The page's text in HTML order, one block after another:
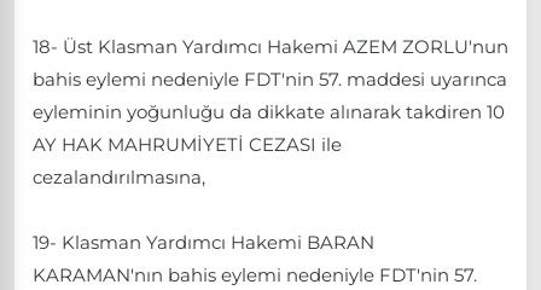
18- Üst Klasman Yardımcı Hakemi AZEM ZORLU'nun
bahis eylemi nedeniyle FDT'nin 57. maddesi uyarınca
eyleminin yoğunluğu da dikkate alınarak takdiren 10
AY HAK MAHRUMİYETİ CEZASI ile
cezalandırılmasına,
19- Klasman Yardımcı Hakemi BARAN
KARAMAN'nın bahis eylemi nedeniyle FDT'nin 57.